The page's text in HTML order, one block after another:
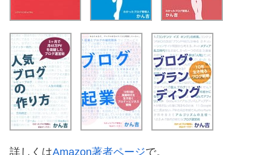
詳しくはAmazon著者ページで。